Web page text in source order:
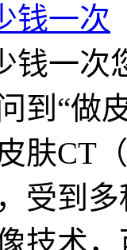
钱一次
钱一次
到“做
肤CT
受到
技术